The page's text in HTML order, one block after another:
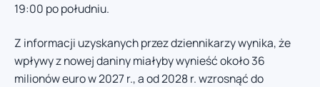
19:00 po południu.
Z informacji uzyskanych przez dziennikarzy wynika, że
wpływy z nowej daniny miałyby wynieść około 36
milionów euro w 2027 r., a od 2028 r. wzrosnąć do